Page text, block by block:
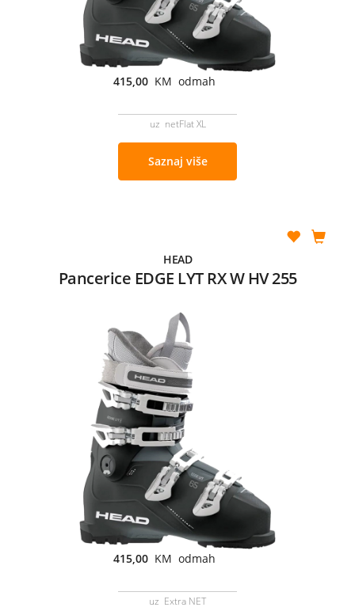
415,00 KM odmah
uz netFlat XL
Saznaj više
HEAD
Pancerice EDGE LYT RX W HV 255
415,00 KM odmah
uz Extra NET